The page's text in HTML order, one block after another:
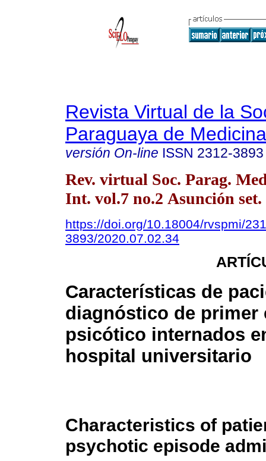
Revista Virtual de la
Paraguaya de
versión On-line ISSN 2312-3893
Rev. virtual Soc. Parag.
Int. vol.7 no.2 Asunción set.
https://doi.org/10.18004/rvspmi/
3893/2020.07.02.34
Características de
diagnóstico de primer
psicótico internados
hospital universitario
Characteristics of
psychotic episode